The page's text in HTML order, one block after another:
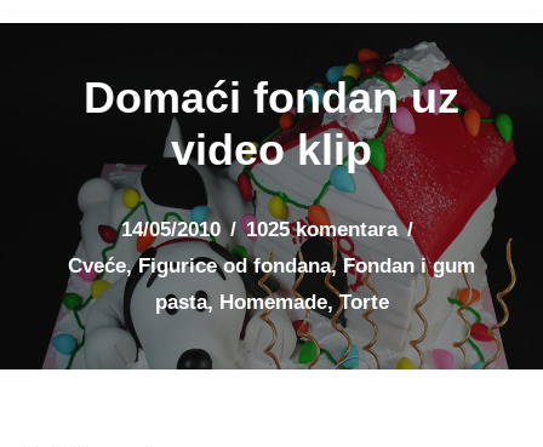
Domaći fondan uz
video klip
14/05/2010
1025 komentara
Cveće,Figurice od fondana,Fondan i gum
pasta, Homemade,Torte